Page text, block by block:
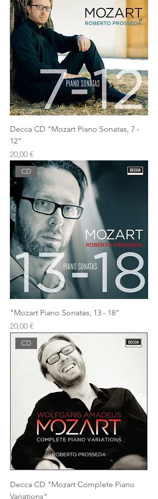
Decca CD "Mozart Piano Sonatas, 7 -
12"
Prezzo
20,00 €
CD
"Mozart Piano Sonatas, 13 - 18"
Prezzo
20,00 €
CD
Decca CD "Mozart Complete Piano
Variations"